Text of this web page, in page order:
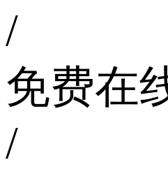
/
免费在
/